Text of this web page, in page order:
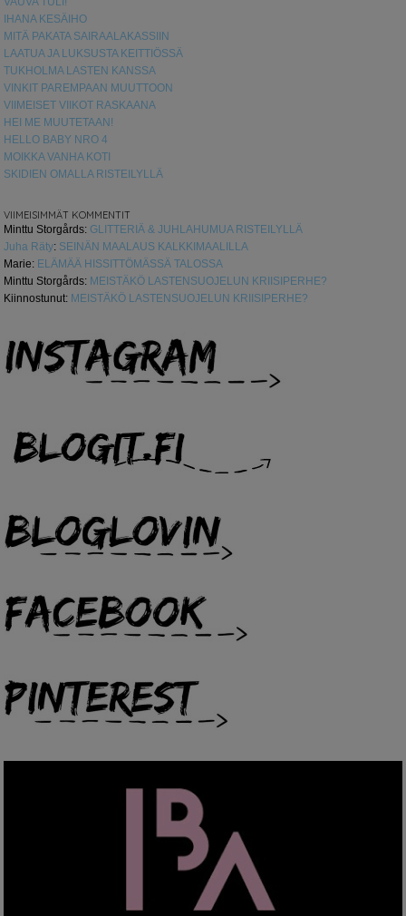
IHANA KESÄIHO
MITÄ PAKATA SAIRAALAKASSIIN
LAATUA JA LUKSUSTA KEITTIÖSSÄ
TUKHOLMA LASTEN KANSSA
VINKIT PAREMPAAN MUUTTOON
VIIMEISET VIIKOT RASKAANA
HEI ME MUUTETAAN!
HELLO BABY NRO 4
MOIKKA VANHA KOTI
SKIDIEN OMALLA RISTEILYLLÄ
VIIMEISIMMÄT KOMMENTIT
Minttu Storgårds: GLITTERIÄ & JUHLAHUMUA RISTEILYLLÄ
Juha Räty: SEINÄN MAALAUS KALKKIMAALILLA
Marie: ELÄMÄÄ HISSITTÖMÄSSÄ TALOSSA
Minttu Storgårds: MEISTÄKÖ LASTENSUOJELUN KRIISIPERHE?
Kiinnostunut: MEISTÄKÖ LASTENSUOJELUN KRIISIPERHE?